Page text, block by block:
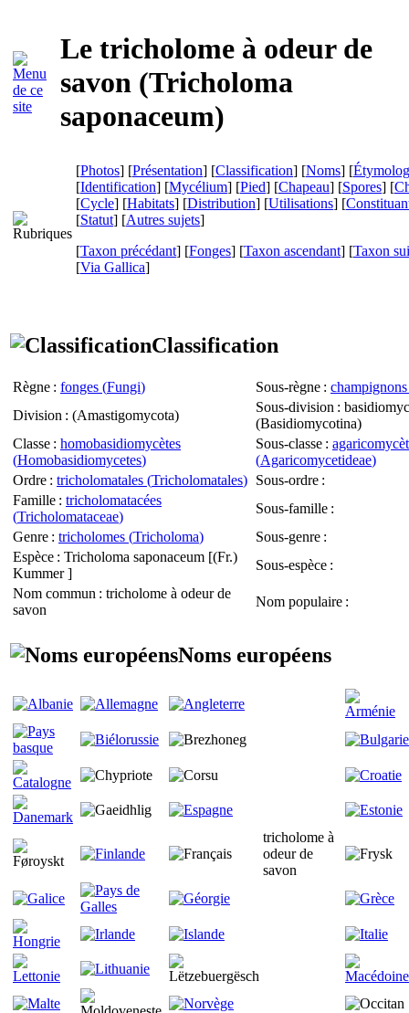
Le tricholome à odeur de
savon (Tricholoma
saponaceum)
[Photos] [Présentation] [Classification] [Noms] [
[Identification] [Mycélium] [Pied] [Chapeau] [Spores] [
[Cycle] [Habitats] [Distribution] [Utilisations] [
[Statut] [Autres sujets]
[Taxon précédant] [Fonges] [Taxon ascendant] [Taxon
[Via Gallica]
Classification
Règne : fonges (Fungi) Sous-règne :
Division : (Amastigomycota)
Sous-division :
(Basidiomycotina)
Classe : homobasidiomycètes
(Homobasidiomycetes)
Sous-classe :
(Agaricomycetideae)
Ordre : tricholomatales (Tricholomatales) Sous-ordre :
Famille : tricholomatacées
(Tricholomataceae)
Sous-famille :
Genre : tricholomes (Tricholoma) Sous-genre :
Espèce : Tricholoma saponaceum [(Fr.)
Kummer ]
Sous-espèce :
Nom commun : tricholome à odeur de
savon
Nom populaire :
Noms européens
tricholome à
odeur de
savon